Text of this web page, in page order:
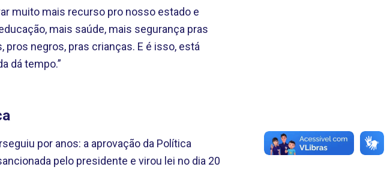
muito mais recurso pro nosso estado e
mais saúde, mais segurança pras
pros negros, pras crianças. E é isso, está
dá tempo.”
por anos: a aprovação da Política
pelo presidente e virou lei no dia 20